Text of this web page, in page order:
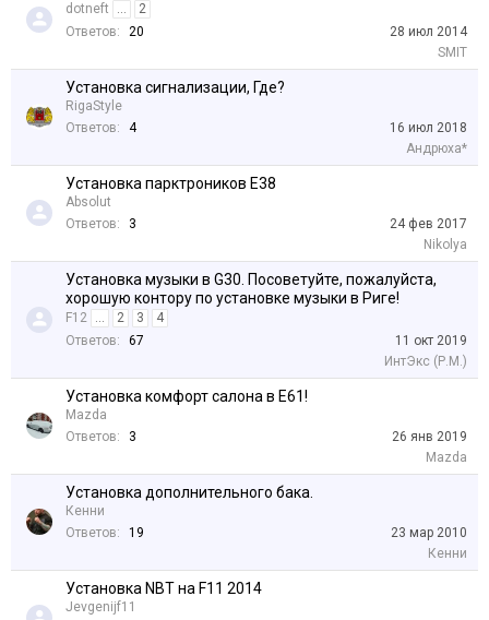
dotneft ...
2
Ответов:
20
28 июл 2014
SMIT
Установка сигнализации, Где?
RigaStyle
Ответов:
4
16 июл 2018
Андрюха*
Установка парктроников E38
Absolut
Ответов:
3
24 фев 2017
Nikolya
Установка музыки в G30. Посоветуйте, пожалуйста,
хорошую контору по установке музыки в Риге!
F12 ... 2 3
4
Ответов:
67
11 окт 2019
ИнтЭкс (Р.М.)
Установка комфорт салона в Е61!
Mazda
Ответов:
3
26 янв 2019
Mazda
Установка дополнительного бака.
Кенни
Ответов:
19
23 мар 2010
Кенни
Установка NBT на F11 2014
Jevgenijf11